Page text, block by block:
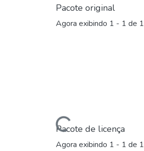
Pacote original
Agora exibindo 1 - 1 de 1
Carregando...
Pacote de licença
Agora exibindo 1 - 1 de 1